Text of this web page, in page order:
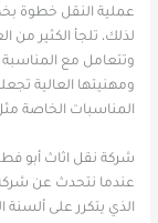
عملية النقل خطوة
لذلك، تلجأ الكثير من
وتتعامل مع المناسبة
ومهنيتها العالية
المناسبات الخاصة
شركة نقل اثاث أبو
عندما نتحدث عن
الذي يتكرر على